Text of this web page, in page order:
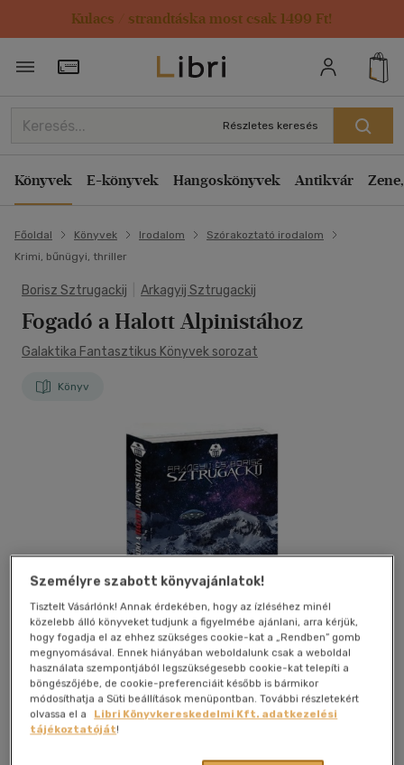
Kulacs / strandtáska most csak 1499 Ft!
Törzsvásárlói Kártya adatai
Részletes keresés
Könyvek E-könyvek Hangoskönyvek Antikvár
Főoldal Könyvek Irodalom
Szórakoztató irodalom
Krimi, bűnügyi, thriller
Borisz Sztrugackij Arkagyij Sztrugackij
Fogadó a Halott Alpinistához
Galaktika Fantasztikus Könyvek sorozat
Könyv
Kívánságlistához adom
Személyre szabott könyvajánlatok!
Tisztelt Vásárlónk! Annak érdekében, hogy az ízléséhez minél
közelebb álló könyveket tudjunk a figyelmébe ajánlani, arra kérjük,
hogy fogadja el az ehhez szükséges cookie-kat a „Rendben” gomb
megnyomásával. Ennek hiányában weboldalunk csak a weboldal
használata szempontjából legszükségesebb cookie-kat telepíti a
böngészőjébe, de cookie-preferenciáit később is bármikor
módosíthatja a Süti beállítások menüpontban. További részletekért
olvassa el a
Libri Könyvkereskedelmi Kft. adatkezelési
tájékoztatóját!